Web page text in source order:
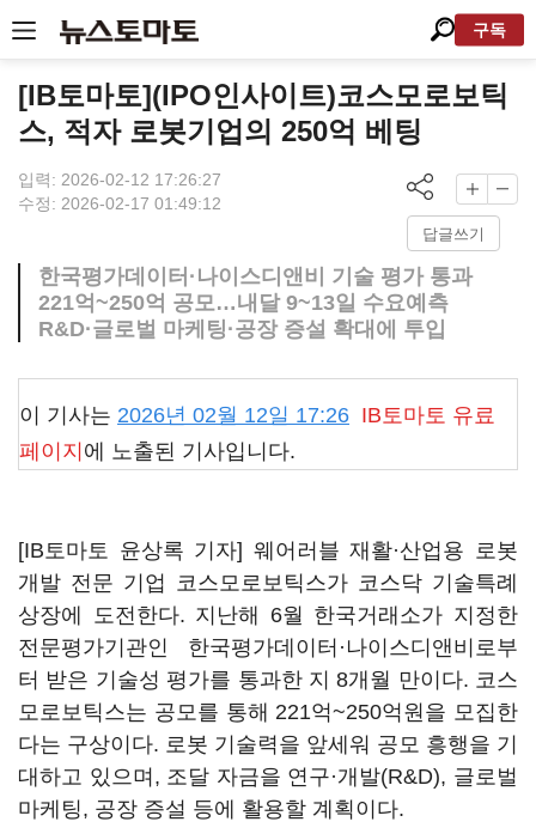
구독
[IB토마토](IPO인사이트)코스모로보틱
스, 적자 로봇기업의 250억 베팅
입력: 2026-02-12 17:26:27
수정: 2026-02-17 01:49:12
답글쓰기
한국평가데이터·나이스디앤비 기술 평가 통과
221억~250억 공모…내달 9~13일 수요예측
R&D·글로벌 마케팅·공장 증설 확대에 투입
이 기사는 2026년 02월 12일 17:26 IB토마토 유료
페이지 에 노출된 기사입니다.
[IB토마토 윤상록 기자] 웨어러블 재활·산업용 로봇
개발 전문 기업 코스모로보틱스가 코스닥 기술특례
상장에 도전한다. 지난해 6월 한국거래소가 지정한
전문평가기관인 한국평가데이터·나이스디앤비로부
터 받은 기술성 평가를 통과한 지 8개월 만이다. 코스
모로보틱스는 공모를 통해 221억~250억원을 모집한
다는 구상이다. 로봇 기술력을 앞세워 공모 흥행을 기
대하고 있으며, 조달 자금을 연구·개발(R&D), 글로벌
마케팅, 공장 증설 등에 활용할 계획이다.